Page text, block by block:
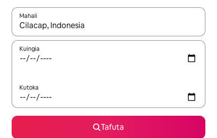
Mahali
Wakati matokeo yanapatikana, vinjari kwa kutumia vitufe vya
Kuingia
Kutoka
Tafuta